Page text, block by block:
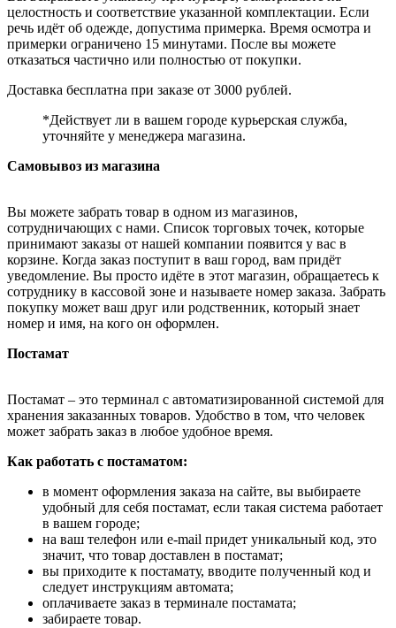
целостность и соответствие указанной комплектации. Если
речь идёт об одежде, допустима примерка. Время осмотра и
примерки ограничено 15 минутами. После вы можете
отказаться частично или полностью от покупки.
Доставка бесплатна при заказе от 3000 рублей.
*Действует ли в вашем городе курьерская служба,
уточняйте у менеджера магазина.
Самовывоз из магазина
Вы можете забрать товар в одном из магазинов,
сотрудничающих с нами. Список торговых точек, которые
принимают заказы от нашей компании появится у вас в
корзине. Когда заказ поступит в ваш город, вам придёт
уведомление. Вы просто идёте в этот магазин, обращаетесь к
сотруднику в кассовой зоне и называете номер заказа. Забрать
покупку может ваш друг или родственник, который знает
номер и имя, на кого он оформлен.
Постамат
Постамат – это терминал с автоматизированной системой для
хранения заказанных товаров. Удобство в том, что человек
может забрать заказ в любое удобное время.
Как работать с постаматом:
в момент оформления заказа на сайте, вы выбираете
удобный для себя постамат, если такая система работает
в вашем городе;
на ваш телефон или e-mail придет уникальный код, это
значит, что товар доставлен в постамат;
вы приходите к постамату, вводите полученный код и
следует инструкциям автомата;
оплачиваете заказ в терминале постамата;
забираете товар.